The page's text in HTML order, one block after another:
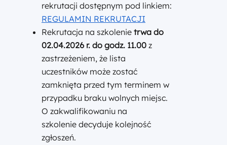
rekrutacji dostępnym pod linkiem:
REGULAMIN REKRUTACJI
Rekrutacja na szkolenie trwa do
02.04.2026 r. do godz. 11.00 z
zastrzeżeniem, że lista
uczestników może zostać
zamknięta przed tym terminem w
przypadku braku wolnych miejsc.
O zakwalifikowaniu na
szkolenie decyduje kolejność
zgłoszeń.